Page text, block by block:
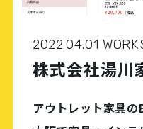
2022.04.01
株式会社湯川
アウトレット家具